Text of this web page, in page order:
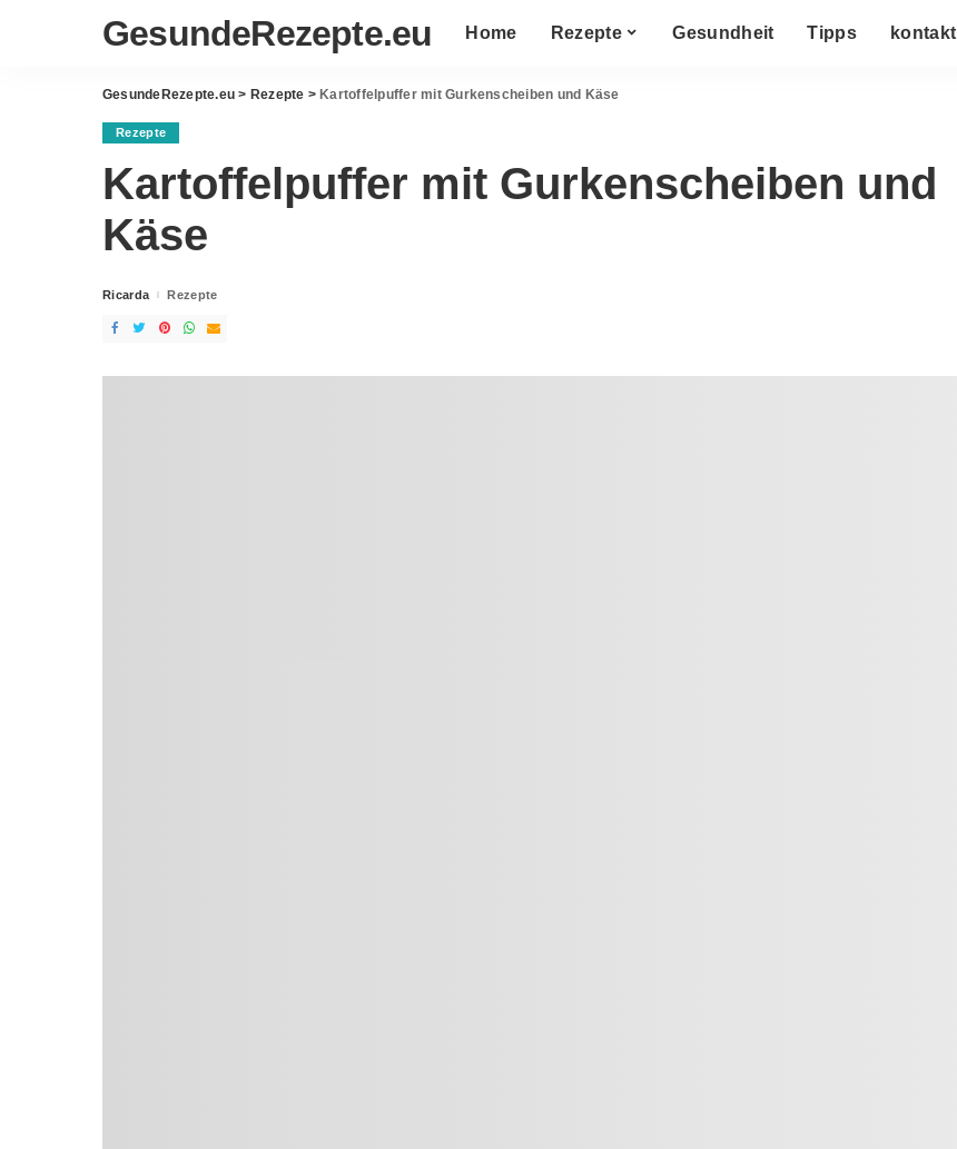
GesundeRezepte.eu Home Rezepte Gesundheit Tipps kontakt
GesundeRezepte.eu > Rezepte > Kartoffelpuffer mit Gurkenscheiben und Käse
Rezepte
Kartoffelpuffer mit Gurkenscheiben und
Käse
Posted
Ricarda Rezepte